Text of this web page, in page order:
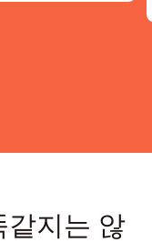
같지는 않